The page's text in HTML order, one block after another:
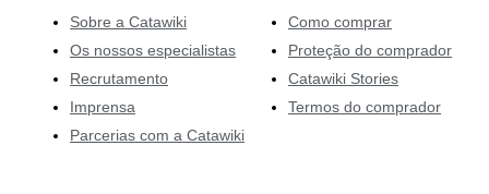
Sobre a Catawiki
Os nossos especialistas
Recrutamento
Imprensa
Parcerias com a Catawiki
Como comprar
Proteção do comprador
Catawiki Stories
Termos do comprador